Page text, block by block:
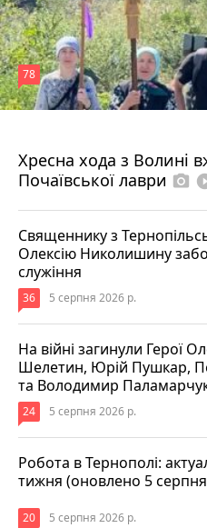
Хресна хода з Волині
Почаївської лаври photo_camera
78
Священнику з
Олексію Николишину
служіння
36 5 серпня 2026 р.
На війні загинули Герої
Шелетин, Юрій Пушкар,
та Володимир
24 5 серпня 2026 р.
Робота в Тернополі:
тижня (оновлено 5
20 5 серпня 2026 р.